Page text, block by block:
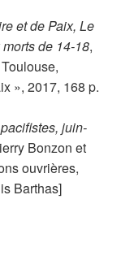
et de Paix, Le
de 14-18,
», 2017, 168 p.
juin-
Bonzon et
ouvrières,
Barthas]